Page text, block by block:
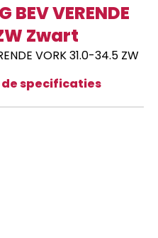
BEV VERENDE
Zwart
VORK 31.0-34.5 ZW
de specificaties